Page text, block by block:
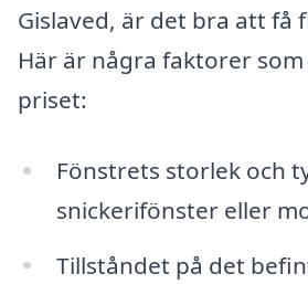
Gislaved, är det bra att få
Här är några faktorer
priset:
Fönstrets storlek och
snickerifönster eller
Tillståndet på det